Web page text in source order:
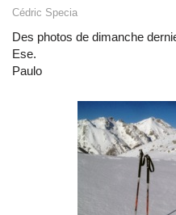
Cédric Specia
Des photos de dimanche
Ese.
Paulo